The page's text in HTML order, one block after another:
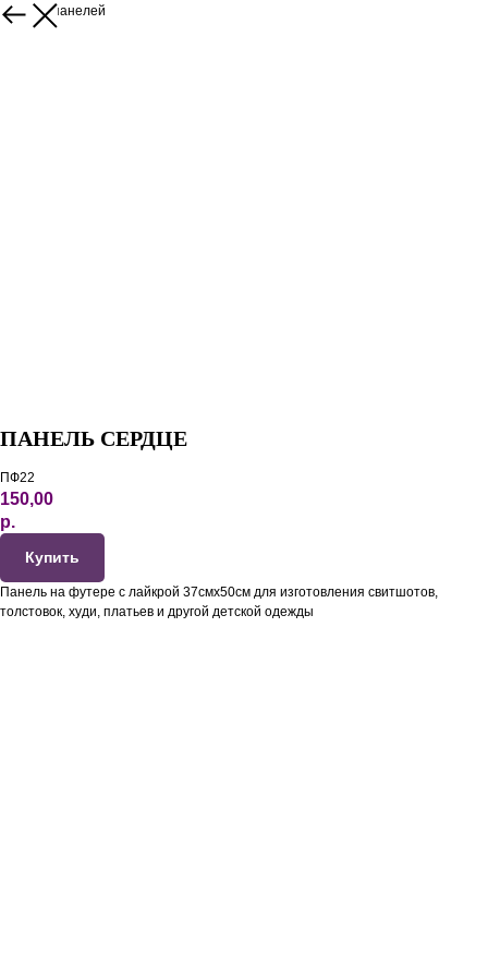
Каталог панелей
ПАНЕЛЬ СЕРДЦЕ
ПФ22
150,00
р.
Купить
Панель на футере с лайкрой 37смх50см для изготовления свитшотов,
толстовок, худи, платьев и другой детской одежды